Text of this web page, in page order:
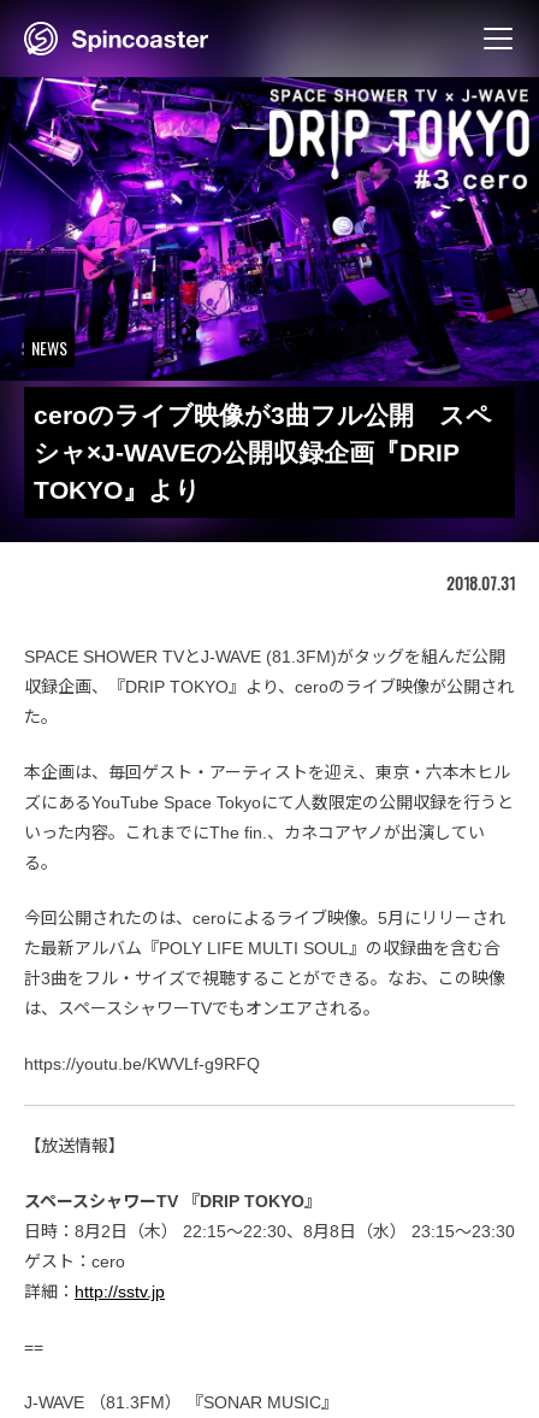
NEWS
ceroのライブ映像が3曲フル公開 スペ
シャ×J-WAVEの公開収録企画『DRIP
TOKYO』より
2018.07.31
SPACE SHOWER TVとJ-WAVE (81.3FM)がタッグを組んだ公開
収録企画、『DRIP TOKYO』より、ceroのライブ映像が公開され
た。
本企画は、毎回ゲスト・アーティストを迎え、東京・六本木ヒル
ズにあるYouTube Space Tokyoにて人数限定の公開収録を行うと
いった内容。これまでにThe fin.、カネコアヤノが出演してい
る。
今回公開されたのは、ceroによるライブ映像。5月にリリーされ
た最新アルバム『POLY LIFE MULTI SOUL』の収録曲を含む合
計3曲をフル・サイズで視聴することができる。なお、この映像
は、スペースシャワーTVでもオンエアされる。
https://youtu.be/KWVLf-g9RFQ
【放送情報】
スペースシャワーTV 『DRIP TOKYO』
日時：8月2日（木） 22:15～22:30、8月8日（水） 23:15～23:30
ゲスト：cero
詳細： http://sstv.jp
==
J-WAVE （81.3FM） 『SONAR MUSIC』